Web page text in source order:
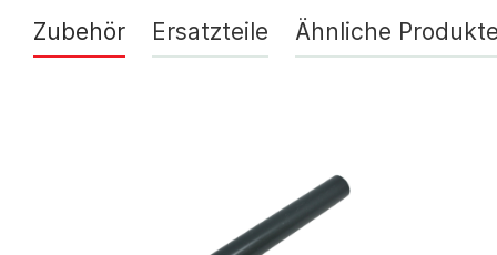
Zubehör Ersatzteile Ähnliche